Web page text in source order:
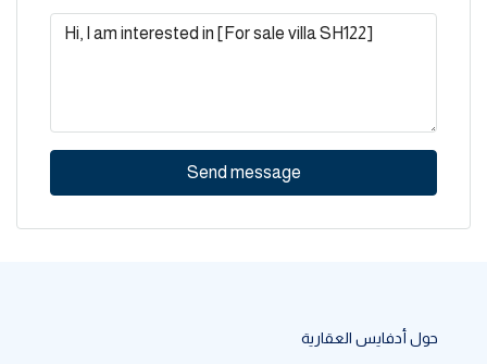
Send message
حول أدفايس العقارية